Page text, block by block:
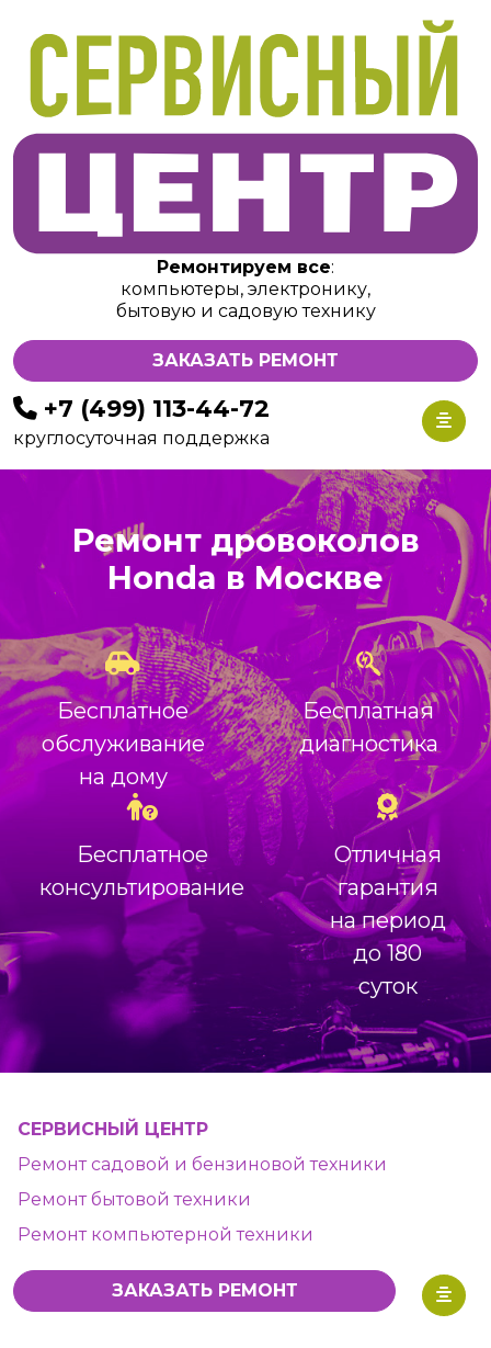
Ремонтируем все:
компьютеры, электронику,
бытовую и садовую технику
ЗАКАЗАТЬ РЕМОНТ
+7 (499) 113-44-72
круглосуточная поддержка
Ремонт дровоколов
Honda в Москве
Бесплатное
обслуживание
на дому
Бесплатная
диагностика
Бесплатное
консультирование
Отличная
гарантия
на период
до 180
суток
СЕРВИСНЫЙ ЦЕНТР
Ремонт садовой и бензиновой техники
Ремонт бытовой техники
Ремонт компьютерной техники
ЗАКАЗАТЬ РЕМОНТ